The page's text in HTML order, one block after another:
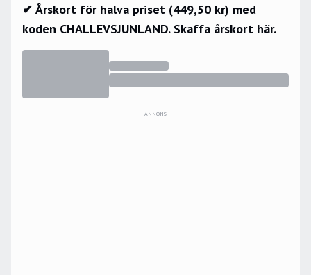
✔ Årskort för halva priset (449,50 kr) med
koden CHALLEVSJUNLAND. Skaffa årskort här.
ANNONS